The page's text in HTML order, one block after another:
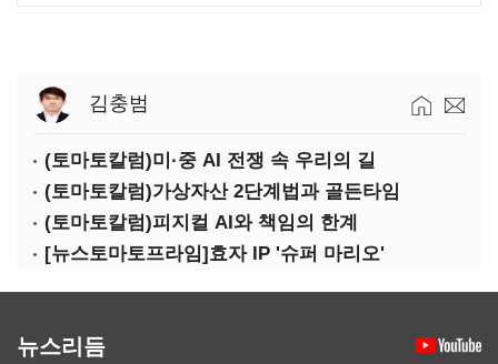
김충범
(토마토칼럼)미·중 AI 전쟁 속 우리의 길
(토마토칼럼)가상자산 2단계법과 골든타임
(토마토칼럼)피지컬 AI와 책임의 한계
[뉴스토마토프라임]효자 IP '슈퍼 마리오'
뉴스리듬